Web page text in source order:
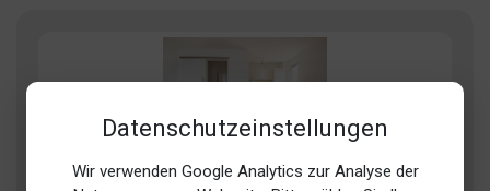
Datenschutzeinstellungen
Wir verwenden Google Analytics zur Analyse der
Gondolf